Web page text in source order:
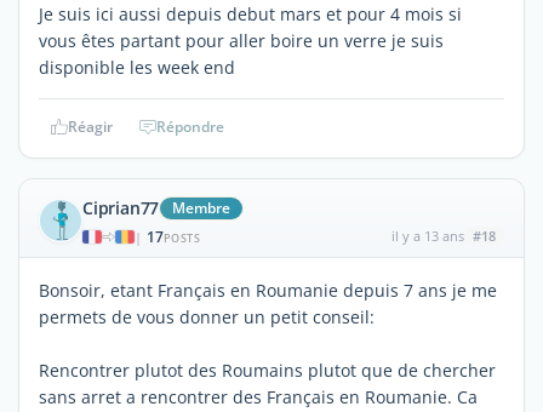
Je suis ici aussi depuis debut mars et pour 4 mois si
vous êtes partant pour aller boire un verre je suis
disponible les week end
Réagir Répondre
Ciprian77 Membre
| 17POSTS il y a 13 ans #18
Bonsoir, etant Français en Roumanie depuis 7 ans je me
permets de vous donner un petit conseil:
Rencontrer plutot des Roumains plutot que de chercher
sans arret a rencontrer des Français en Roumanie. Ca